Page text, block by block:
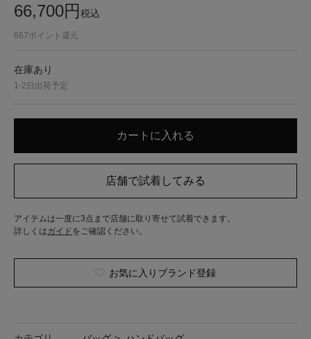
66,700円税込
667ポイント還元
在庫あり
1-2日出荷予定
アイテムは一度に3点まで店舗に取り寄せて試着できます。
詳しくはガイド をご確認ください。
お気に入りブランド登録